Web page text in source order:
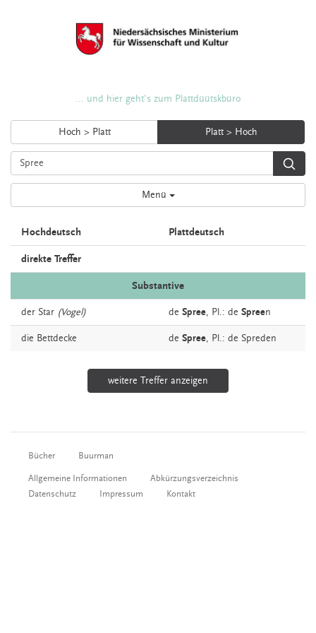
... und hier geht's zum Plattdüütskbüro
Hoch > Platt Platt > Hoch
Menü
Hochdeutsch Plattdeutsch
direkte Treffer
Substantive
der Star (Vogel) de Spree, Pl.: de Spreen
die Bettdecke de Spree, Pl.: de Spreden
weitere Treffer anzeigen
Bücher Buurman
Allgemeine Informationen
Abkürzungsverzeichnis
Datenschutz
Impressum Kontakt